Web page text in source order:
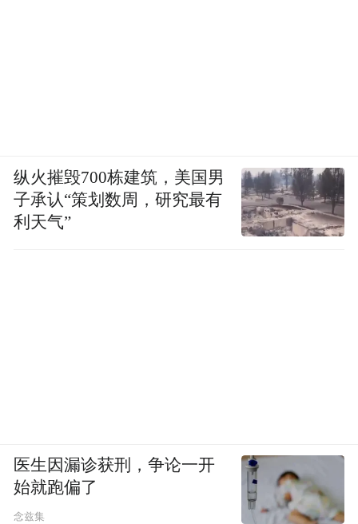
纵火摧毁700栋建筑，美国男
子承认“策划数周，研究最有
利天气”
医生因漏诊获刑，争论一开
始就跑偏了
念兹集